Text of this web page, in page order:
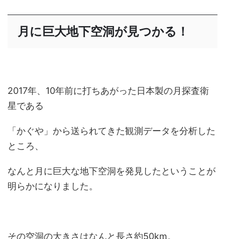
月に巨大地下空洞が見つかる！
2017年、10年前に打ちあがった日本製の月探査衛
星である
「かぐや」から送られてきた観測データを分析した
ところ、
なんと月に巨大な地下空洞を発見したということが
明らかになりました。
その空洞の大きさはなんと長さ約50km。